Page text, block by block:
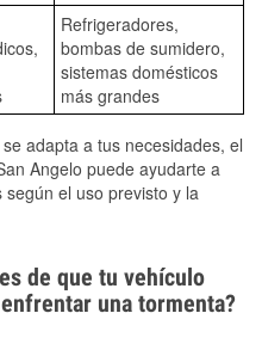
Refrigeradores,
bombas de sumidero,
sistemas domésticos
más grandes
adapta a tus necesidades, el
Angelo puede ayudarte a
el uso previsto y la
de que tu vehículo
una tormenta?